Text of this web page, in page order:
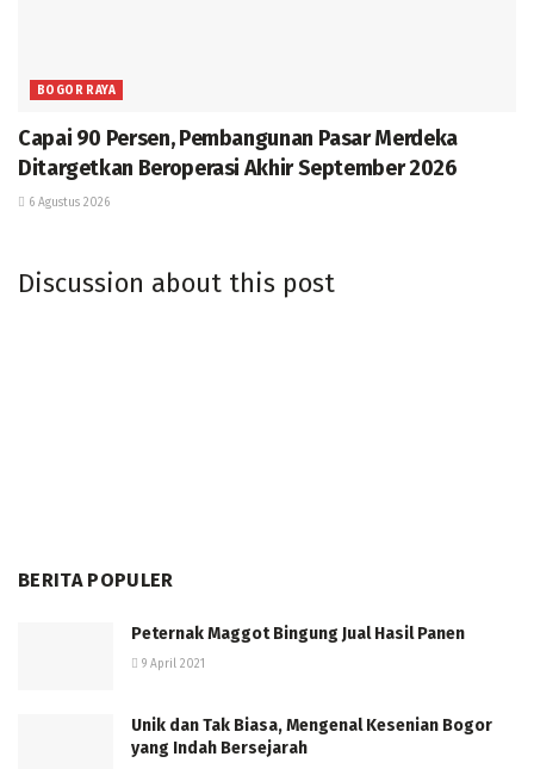
BOGOR RAYA
Capai 90 Persen, Pembangunan Pasar Merdeka
Ditargetkan Beroperasi Akhir September 2026
6 Agustus 2026
Discussion about this post
BERITA POPULER
Peternak Maggot Bingung Jual Hasil Panen
9 April 2021
Unik dan Tak Biasa, Mengenal Kesenian Bogor
yang Indah Bersejarah